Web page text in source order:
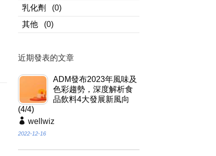
乳化劑
(0)
其他
(0)
近期發表的文章
ADM發布2023年風味及
色彩趨勢，深度解析食
品飲料4大發展新風向
(4/4)
wellwiz
2022-12-16